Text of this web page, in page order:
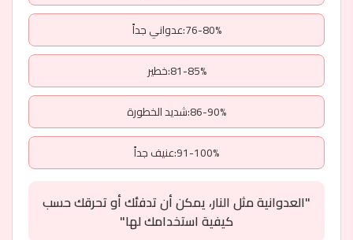
76-80%:عدواني جداً
81-85%:خطير
86-90%:شديد الخطورة
91-100%:عنيف جداً
"العدوانية مثل النار، يمكن أن تدفئك أو تحرقك حسب
كيفية استخدامك لها"